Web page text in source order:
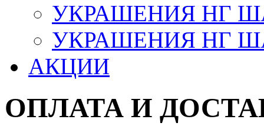
УКРАШЕНИЯ НГ
УКРАШЕНИЯ НГ
АКЦИИ
ОПЛАТА И